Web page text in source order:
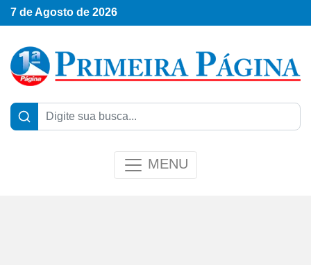
7 de Agosto de 2026
MENU